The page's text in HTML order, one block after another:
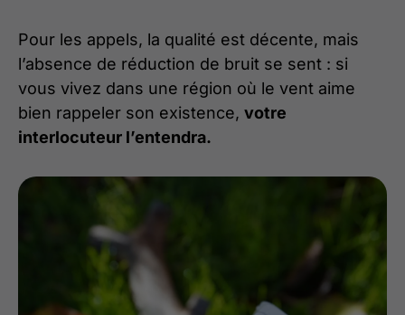
Pour les appels, la qualité est décente, mais
l’absence de réduction de bruit se sent : si
vous vivez dans une région où le vent aime
bien rappeler son existence, votre
interlocuteur l’entendra.